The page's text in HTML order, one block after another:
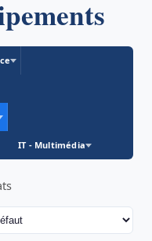
IT - Multimédia